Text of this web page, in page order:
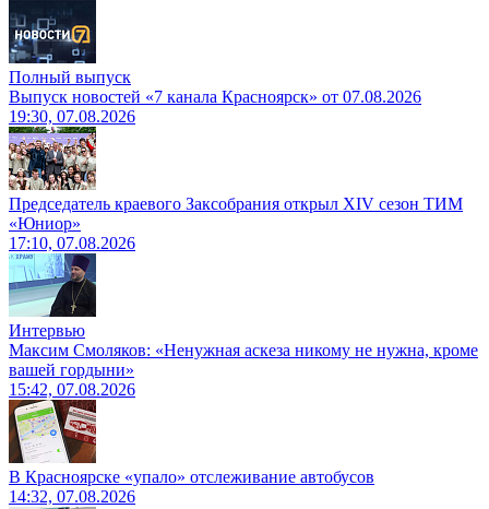
Полный выпуск
Выпуск новостей «7 канала Красноярск» от 07.08.2026
19:30, 07.08.2026
Председатель краевого Заксобрания открыл XIV сезон ТИМ
«Юниор»
17:10, 07.08.2026
Интервью
Максим Смоляков: «Ненужная аскеза никому не нужна, кроме
вашей гордыни»
15:42, 07.08.2026
В Красноярске «упало» отслеживание автобусов
14:32, 07.08.2026